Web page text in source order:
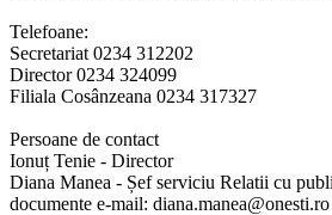
Telefoane:
Secretariat 0234 312202
Director 0234 324099
Filiala Cosânzeana 0234 317327
Persoane de contact
Ionuț Tenie - Director
Diana Manea - Șef serviciu Relatii cu
documente e-mail: diana.manea@onesti.ro